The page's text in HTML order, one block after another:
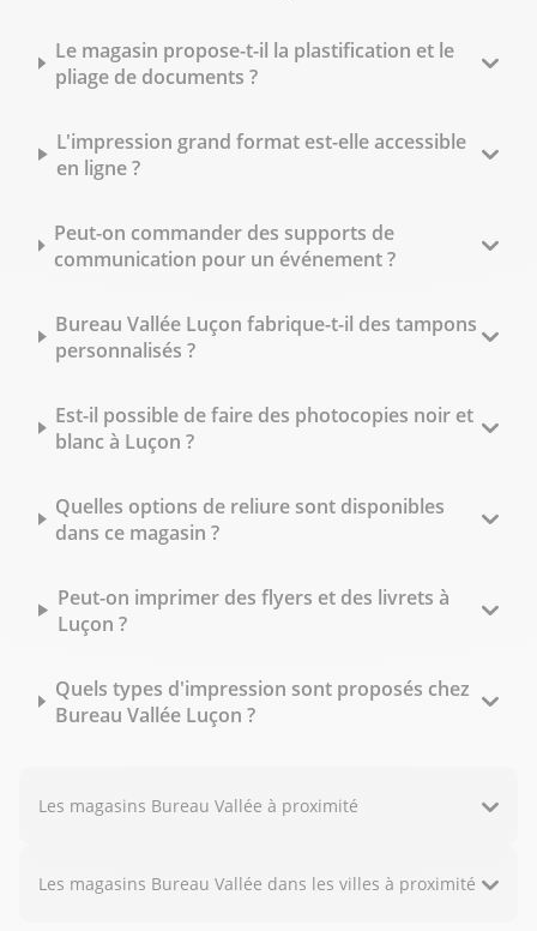
Le magasin propose-t-il la plastification et le
pliage de documents ?
L'impression grand format est-elle accessible
en ligne ?
Peut-on commander des supports de
communication pour un événement ?
Bureau Vallée Luçon fabrique-t-il des tampons
personnalisés ?
Est-il possible de faire des photocopies noir et
blanc à Luçon ?
Quelles options de reliure sont disponibles
dans ce magasin ?
Peut-on imprimer des flyers et des livrets à
Luçon ?
Quels types d'impression sont proposés chez
Bureau Vallée Luçon ?
Les magasins Bureau Vallée à proximité
Les magasins Bureau Vallée dans les villes à proximité